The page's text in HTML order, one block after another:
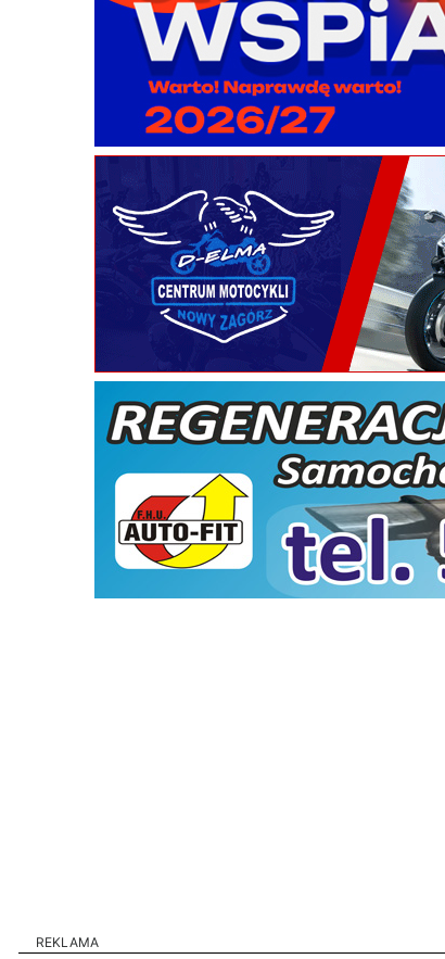
REKLAMA